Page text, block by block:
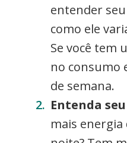
entender
como ele
Se você tem
no consumo
de semana.
Entenda
mais